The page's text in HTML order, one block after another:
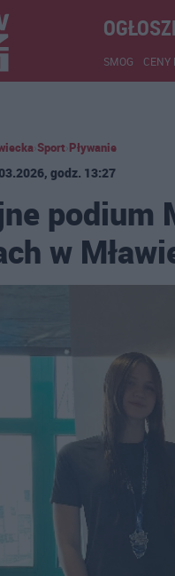
SMOG CENY
Sport Pływanie
godz. 13:27
podium
w